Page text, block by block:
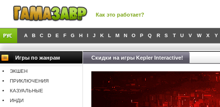
Как это работает?
A B C D E F G H I J K L M N O P Q R S T U V W X Y
Игры по жанрам
ЭКШЕН
ПРИКЛЮЧЕНИЯ
КАЗУАЛЬНЫЕ
ИНДИ
Скидки на игры Kepler Interactive!